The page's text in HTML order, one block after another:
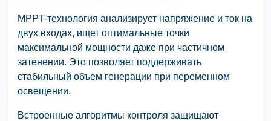
MPPT-технология анализирует напряжение и ток на
двух входах, ищет оптимальные точки
максимальной мощности даже при частичном
затенении. Это позволяет поддерживать
стабильный объем генерации при переменном
освещении.
Встроенные алгоритмы контроля защищают